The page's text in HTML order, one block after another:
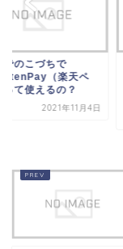
（ノーマ
ー）で
（楽天ペ